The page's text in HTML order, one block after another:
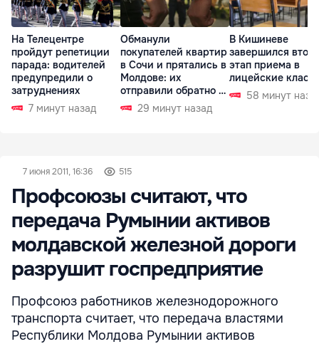
На Телецентре
пройдут репетиции
парада: водителей
предупредили о
затруднениях
7 минут назад
Обманули
покупателей квартир
в Сочи и прятались в
Молдове: их
отправили обратно в
РФ 29 минут назад
В Кишиневе
завершился
этап приема в
лицейские
58 минут
7 июня 2011, 16:36 515
Профсоюзы считают, что
передача Румынии активов
молдавской железной дороги
разрушит госпредприятие
Профсоюз работников железнодорожного
транспорта считает, что передача властями
Республики Молдова Румынии активов